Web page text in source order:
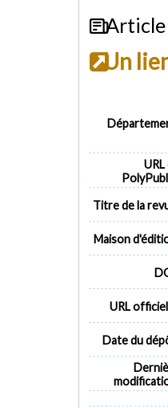
Article
Un
URL
Titre de la
Maison
URL
Date du